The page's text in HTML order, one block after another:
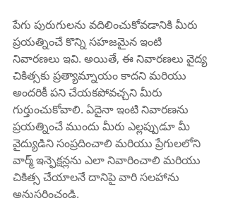
పేగు పురుగులను వదిలించుకోవడానికి మీరు
ప్రయత్నించే కొన్ని సహజమైన ఇంటి
నివారణలు ఇవి. అయితే, ఈ నివారణలు వైద్య
చికిత్సకు ప్రత్యామ్నాయం కాదని మరియు
అందరికీ పని చేయకపోవచ్చని మీరు
గుర్తుంచుకోవాలి. ఏదైనా ఇంటి నివారణను
ప్రయత్నించే ముందు మీరు ఎల్లప్పుడూ మీ
వైద్యుడిని సంప్రదించాలి మరియు ప్రేగులలోని
వార్మ్ ఇన్ఫెక్షన్లను ఎలా నివారించాలి మరియు
చికిత్స చేయాలనే దానిపై వారి సలహాను
అనుసరించండి.